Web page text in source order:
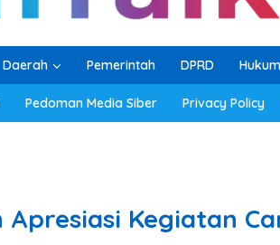
Daerah Pemerintah DPRD
Pedoman Media Siber Privacy Policy
Apresiasi Kegiatan